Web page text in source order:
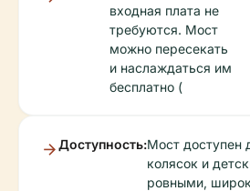
входная плата не
требуются. Мост
можно пересекать
и наслаждаться им
бесплатно (
Доступность:Мост доступен
колясок и
ровными,